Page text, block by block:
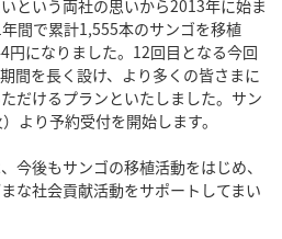
という両社の思いから2013年に始ま
間で累計1,555本のサンゴを移植
円になりました。12回目となる今回
間を長く設け、より多くの皆さまに
だけるプランといたしました。サン
より予約受付を開始します。
今後もサンゴの移植活動をはじめ、
な社会貢献活動をサポートしてまい